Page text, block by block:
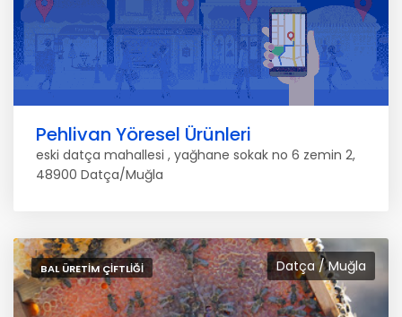
Pehlivan Yöresel Ürünleri
eski datça mahallesi , yağhane sokak no 6 zemin 2,
48900 Datça/Muğla
Datça / Muğla
BAL ÜRETIM ÇIFTLIĞI